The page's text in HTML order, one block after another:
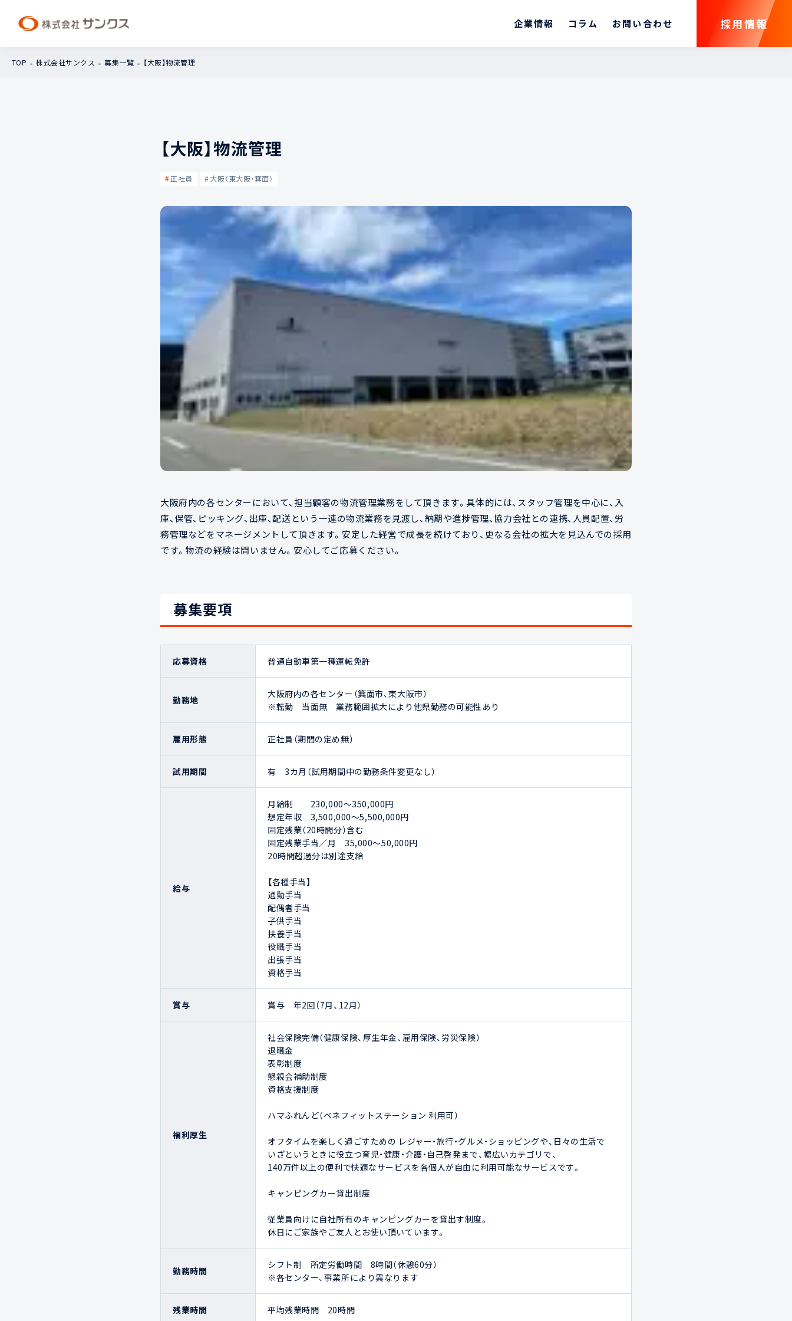
企業情報 コラム お問い合わせ 採用情報
採用情報
TOP 株式会社サンクス 募集一覧 【大阪】物流管理
【大阪】物流管理
正社員 大阪（東大阪・箕面）
大阪府内の各センターにおいて、担当顧客の物流管理業務をして頂きます。具体的には、スタッフ管理を中心に、入
庫、保管、ピッキング、出庫、配送という一連の物流業務を見渡し、納期や進捗管理、協力会社との連携、人員配置、労
務管理などをマネージメントして頂きます。安定した経営で成長を続けており、更なる会社の拡大を見込んでの採用
です。物流の経験は問いません。安心してご応募ください。
募集要項
応募資格 普通自動車第一種運転免許
勤務地
大阪府内の各センター（箕面市、東大阪市）
※転勤　当面無　業務範囲拡大により他県勤務の可能性あり
雇用形態 正社員（期間の定め無）
試用期間 有　3カ月（試用期間中の勤務条件変更なし）
給与
月給制　　230,000～350,000円
想定年収　3,500,000～5,500,000円
固定残業（20時間分）含む
固定残業手当／月　35,000～50,000円
20時間超過分は別途支給
【各種手当】
通勤手当
配偶者手当
子供手当
扶養手当
役職手当
出張手当
資格手当
賞与 賞与　年2回（7月、12月）
福利厚生
社会保険完備（健康保険、厚生年金、雇用保険、労災保険）
退職金
表彰制度
懇親会補助制度
資格支援制度
ハマふれんど（ベネフィットステーション 利用可）
オフタイムを楽しく過ごすための レジャー・旅行・グルメ・ショッピングや、日々の生活で
いざというときに役立つ育児・健康・介護・自己啓発まで、幅広いカテゴリで、
140万件以上の便利で快適なサービスを各個人が自由に利用可能なサービスです。
キャンピングカー貸出制度
従業員向けに自社所有のキャンピングカーを貸出す制度。
休日にご家族やご友人とお使い頂いています。
勤務時間
シフト制　所定労働時間　8時間（休憩60分）
※各センター、事業所により異なります
残業時間 平均残業時間　20時間